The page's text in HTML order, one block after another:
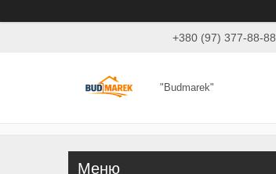
+380 (97) 377-88-88
"Budmarek"